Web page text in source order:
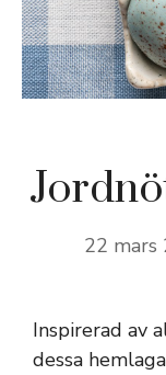
22 mars
Inspirerad av
dessa